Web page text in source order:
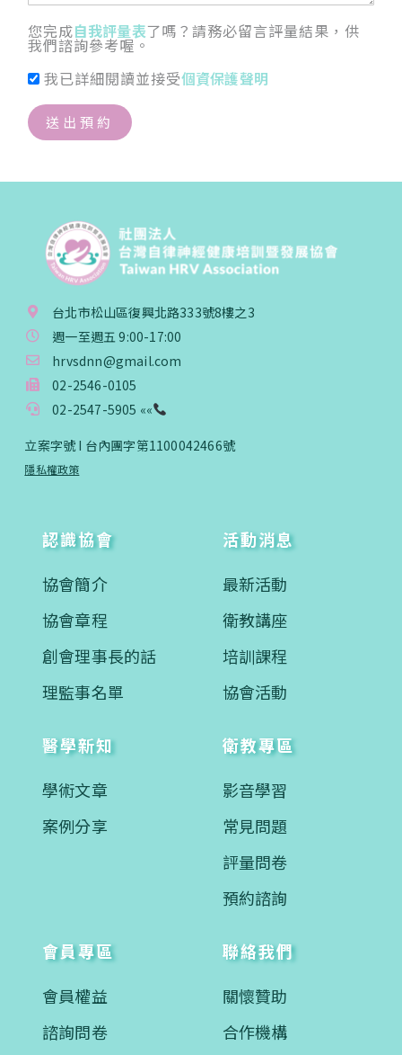
您完成自我評量表了嗎？請務必留言評量結果，供
我們諮詢參考喔。
我已詳細閱讀並接受個資保護聲明
送出預約
台北市松山區復興北路333號8樓之3
週一至週五 9:00-17:00
hrvsdnn@gmail.com
02-2546-0105
02-2547-5905 ««
立案字號 I 台內團字第1100042466號
隱私權政策
認識協會
協會簡介
協會章程
創會理事長的話
理監事名單
活動消息
最新活動
衛教講座
培訓課程
協會活動
醫學新知
學術文章
案例分享
衛教專區
影音學習
常見問題
評量問卷
預約諮詢
會員專區
會員權益
諮詢問卷
聯絡我們
關懷贊助
合作機構